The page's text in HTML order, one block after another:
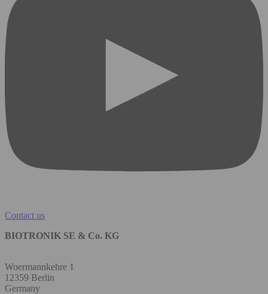
Contact us
BIOTRONIK SE & Co. KG
Woermannkehre 1
12359 Berlin
Germany